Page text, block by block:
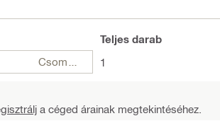
Teljes darab
1
a céged árainak megtekintéséhez.